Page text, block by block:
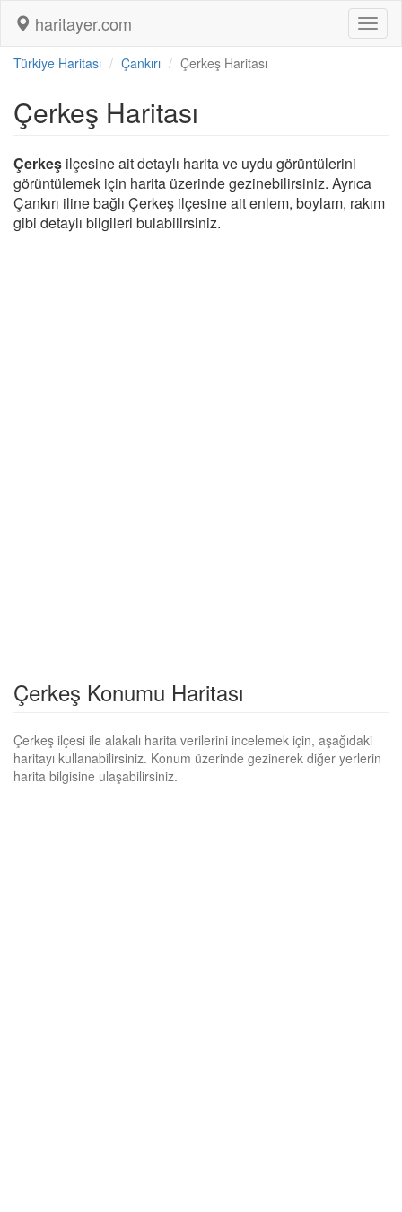
haritayer.com
Türkiye Haritası Çankırı Çerkeş Haritası
Çerkeş Haritası
Çerkeş ilçesine ait detaylı harita ve uydu görüntülerini
görüntülemek için harita üzerinde gezinebilirsiniz. Ayrıca
Çankırı iline bağlı Çerkeş ilçesine ait enlem, boylam, rakım
gibi detaylı bilgileri bulabilirsiniz.
Çerkeş Konumu Haritası
Çerkeş ilçesi ile alakalı harita verilerini incelemek için, aşağıdaki
haritayı kullanabilirsiniz. Konum üzerinde gezinerek diğer yerlerin
harita bilgisine ulaşabilirsiniz.